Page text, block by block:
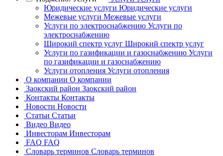
Юридические услуги Юридические услуги
Межевые услуги Межевые услуги
Услуги по электроснабжению Услуги по
электроснабжению
Широкий спектр услуг Широкий спектр услуг
Услуги по газификации и газоснабжению Услуги
по газификации и газоснабжению
Услуги отопления Услуги отопления
О компании О компании
Заокский район Заокский район
Контакты Контакты
Новости Новости
Статьи Статьи
Видео Видео
Инвесторам Инвесторам
FAQ FAQ
Словарь терминов Словарь терминов